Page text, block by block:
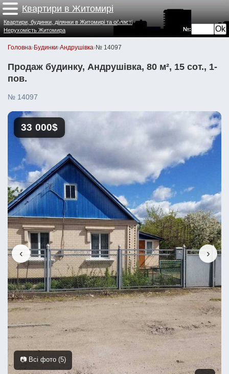
Квартири в Житомирі
№:
Квартири, будинки, ділянки в Житомирі та області
Нерухомість Житомира
Головна›Будинки›Андрушівка›№ 14097
Продаж будинку, Андрушівка, 80 м², 15 сот., 1-
пов.
№ 14097
‹ ›
33 000$
📷 Всі фото (5)